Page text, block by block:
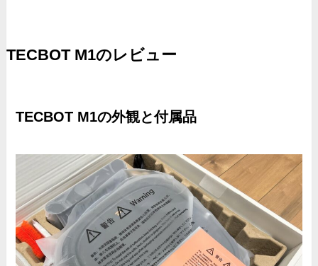
TECBOT M1のレビュー
TECBOT M1の外観と付属品